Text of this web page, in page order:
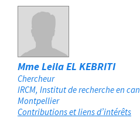
Mme Leila EL KEBRITI
Chercheur
IRCM, Institut de recherche en
Montpellier
Contributions et liens d’intérêts